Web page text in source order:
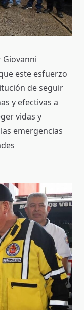
Giovanni
este esfuerzo
de seguir
y efectivas a
vidas y
emergencias